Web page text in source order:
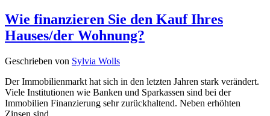
Wie finanzieren Sie den Kauf Ihres
Hauses/der Wohnung?
Geschrieben von Sylvia Wolls
Der Immobilienmarkt hat sich in den letzten Jahren stark verändert.
Viele Institutionen wie Banken und Sparkassen sind bei der
Immobilien Finanzierung sehr zurückhaltend. Neben erhöhten